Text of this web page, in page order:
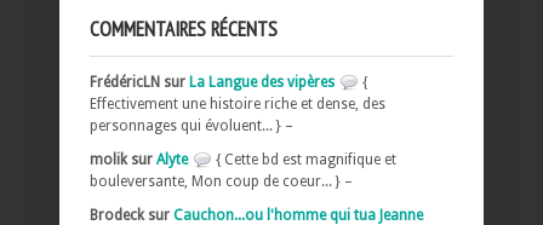
COMMENTAIRES RÉCENTS
FrédéricLN sur La Langue des vipères
{
Effectivement une histoire riche et dense, des
personnages qui évoluent... } –
molik sur Alyte
{ Cette bd est magnifique et
bouleversante, Mon coup de coeur... } –
Brodeck sur Cauchon...ou l'homme qui tua Jeanne